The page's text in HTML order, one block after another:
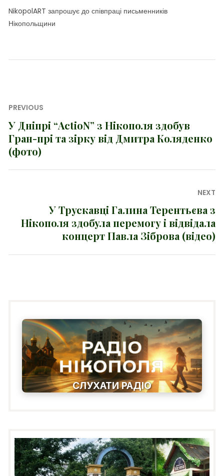
NikopolART запрошує до співпраці письменників
Нікопольщини
Навігація
записів
PREVIOUS
Previous
post:
У Дніпрі “ActioN” з Нікополя здобув
Гран-прі та зірку від Дмитра Коляденко
(фото)
NEXT
post:
У Трускавці Галина Терентьєва з
Нікополя здобула перемогу і відвідала
концерт Павла Зіброва (відео)
СЛУХАТИ РАДІО